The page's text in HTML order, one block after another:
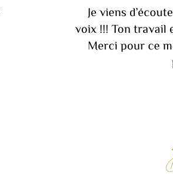
Je viens
voix !!! Ton travail
Merci pour ce